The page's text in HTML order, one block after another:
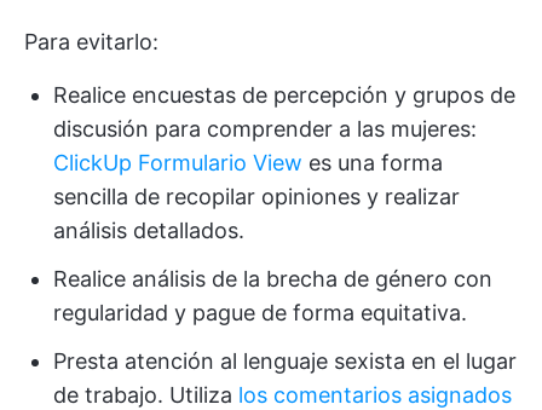
Para evitarlo:
Realice encuestas de percepción y grupos de
discusión para comprender a las mujeres:
ClickUp Formulario View es una forma
sencilla de recopilar opiniones y realizar
análisis detallados.
Realice análisis de la brecha de género con
regularidad y pague de forma equitativa.
Presta atención al lenguaje sexista en el lugar
de trabajo. Utiliza los comentarios asignados